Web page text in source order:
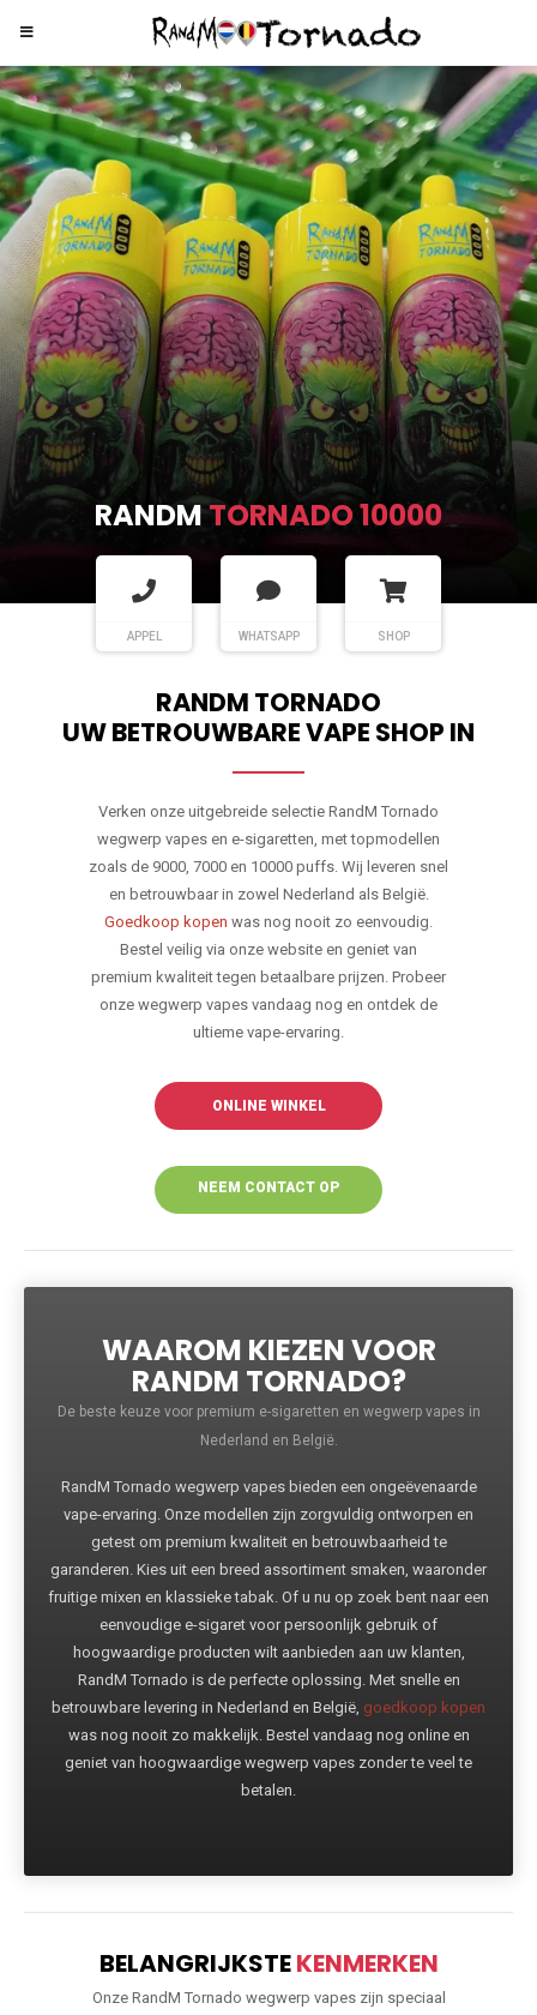
RANDMTORNADO 9000
APPEL WHATSAPP SHOP
RANDM TORNADO
UW BETROUWBARE VAPE SHOP IN
Verken onze uitgebreide selectie RandM Tornado
wegwerp vapes en e-sigaretten, met topmodellen
zoals de 9000, 7000 en 10000 puffs. Wij leveren snel
en betrouwbaar in zowel Nederland als België.
Goedkoop kopen was nog nooit zo eenvoudig.
Bestel veilig via onze website en geniet van
premium kwaliteit tegen betaalbare prijzen. Probeer
onze wegwerp vapes vandaag nog en ontdek de
ultieme vape-ervaring.
ONLINE WINKEL
NEEM CONTACT OP
WAAROM KIEZEN VOOR
RANDM TORNADO?
De beste keuze voor premium e-sigaretten en wegwerp vapes in
Nederland en België.
RandM Tornado wegwerp vapes bieden een ongeëvenaarde
vape-ervaring. Onze modellen zijn zorgvuldig ontworpen en
getest om premium kwaliteit en betrouwbaarheid te
garanderen. Kies uit een breed assortiment smaken, waaronder
fruitige mixen en klassieke tabak. Of u nu op zoek bent naar een
eenvoudige e-sigaret voor persoonlijk gebruik of
hoogwaardige producten wilt aanbieden aan uw klanten,
RandM Tornado is de perfecte oplossing. Met snelle en
betrouwbare levering in Nederland en België, goedkoop kopen
was nog nooit zo makkelijk. Bestel vandaag nog online en
geniet van hoogwaardige wegwerp vapes zonder te veel te
betalen.
BELANGRIJKSTEKENMERKEN
Onze RandM Tornado wegwerp vapes zijn speciaal